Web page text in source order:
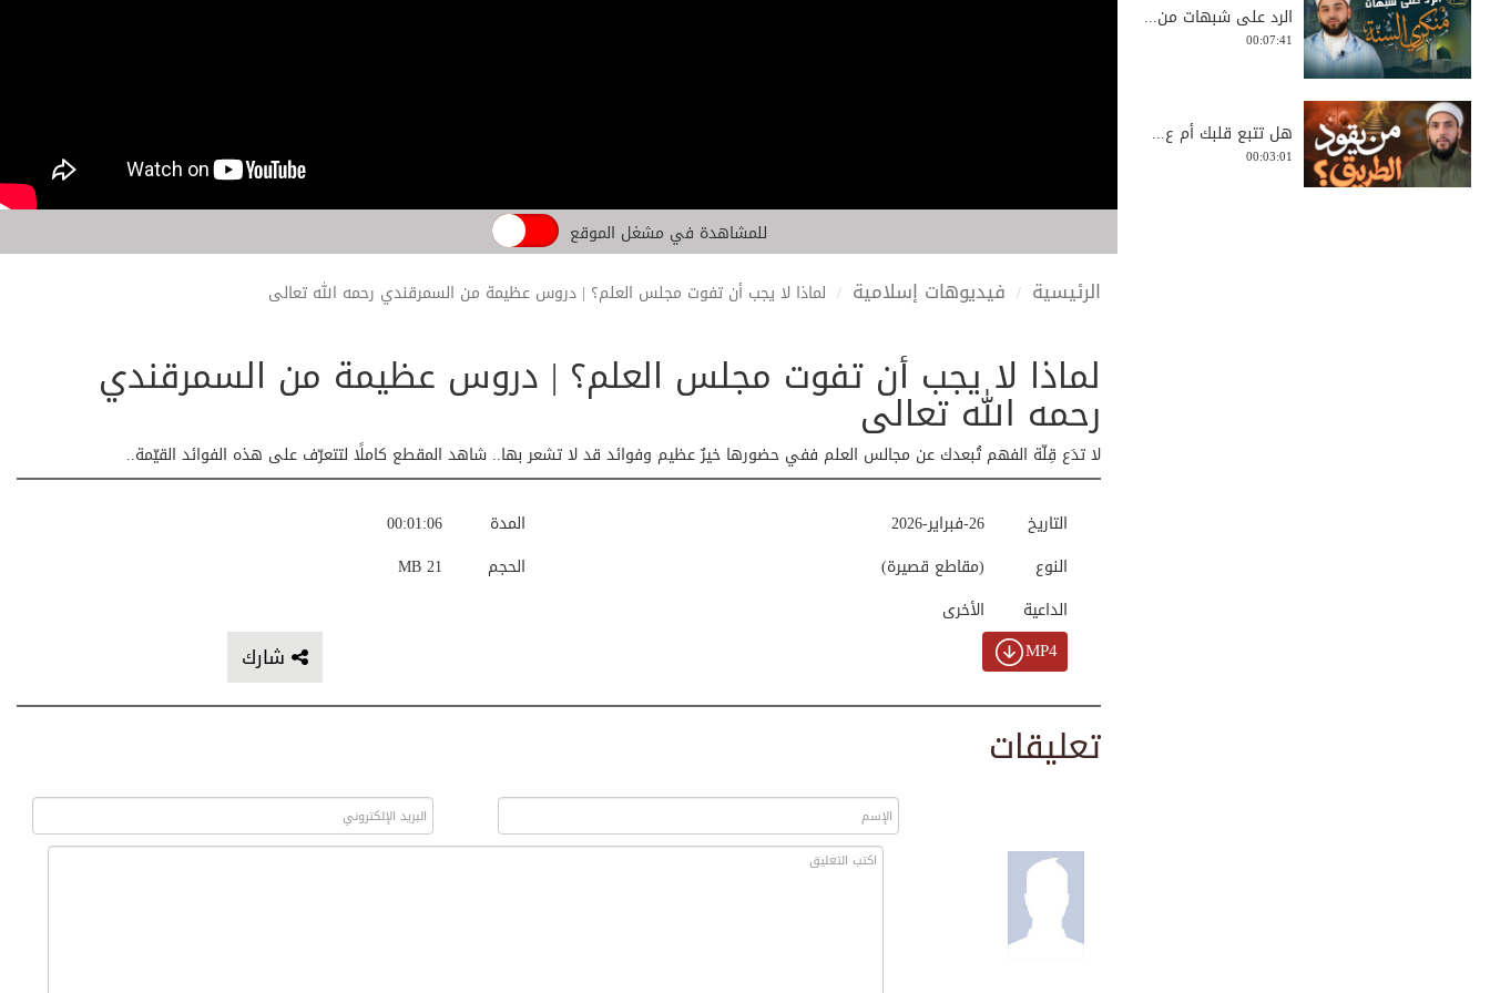
للمشاهدة في مشغل الموقع
الرئيسية فيديوهات إسلامية لماذا لا يجب أن تفوت مجلس العلم؟ | دروس عظيمة من السمرقندي رحمه الله تعالى
لماذا لا يجب أن تفوت مجلس العلم؟ | دروس عظيمة من السمرقندي
رحمه الله تعالى
لا تدَع قِلّة الفهم تُبعدك عن مجالس العلم ففي حضورها خيرٌ عظيم وفوائد قد لا تشعر بها.. شاهد المقطع كاملًا لتتعرّف على هذه الفوائد القيّمة..
00:01:06
المدة
21 MB
الحجم
26-فبراير-2026
التاريخ
(مقاطع قصيرة)
النوع
الأخرى
الداعية
شارك MP4
تعليقات
الرد على شبهات من...
00:07:41
هل تتبع قلبك أم ع...
00:03:01